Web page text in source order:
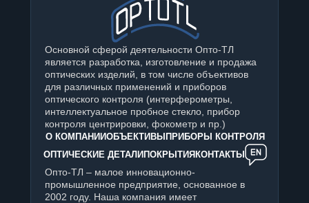
Основной сферой деятельности Опто-ТЛ
является разработка, изготовление и продажа
оптических изделий, в том числе объективов
для различных применений и приборов
оптического контроля (интерферометры,
интеллектуальное пробное стекло, прибор
контроля центрировки, фокометр и пр.)
О КОМПАНИИОБЪЕКТИВЫ ПРИБОРЫ КОНТРОЛЯ
ОПТИЧЕСКИЕ ДЕТАЛИ ПОКРЫТИЯ КОНТАКТЫ
Опто-ТЛ – малое инновационно-
промышленное предприятие, основанное в
2002 году. Наша компания имеет